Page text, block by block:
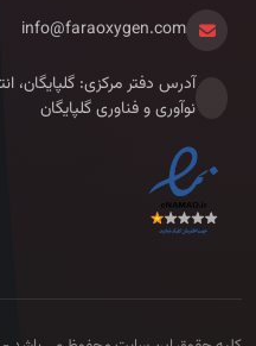
info@faraoxygen.com
آدرس دفتر مرکزی: گلپایگان،
نوآوری و فناوری گلپایگان